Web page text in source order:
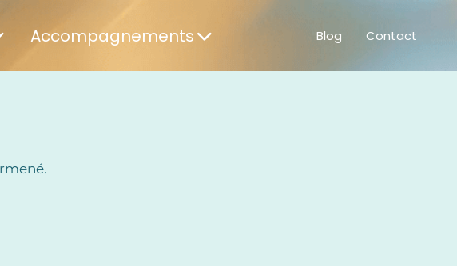
Accompagnements Blog Contact